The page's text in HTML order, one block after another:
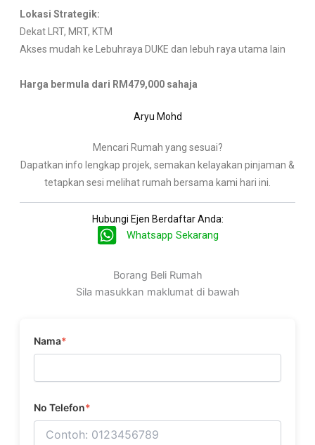
Lokasi Strategik:
Dekat LRT, MRT, KTM
Akses mudah ke Lebuhraya DUKE dan lebuh raya utama lain
Harga bermula dari RM479,000 sahaja
Aryu Mohd
Mencari Rumah yang sesuai?
Dapatkan info lengkap projek, semakan kelayakan pinjaman &
tetapkan sesi melihat rumah bersama kami hari ini.
Hubungi Ejen Berdaftar Anda:
Whatsapp Sekarang
Borang Beli Rumah
Sila masukkan maklumat di bawah
Nama*
No Telefon*